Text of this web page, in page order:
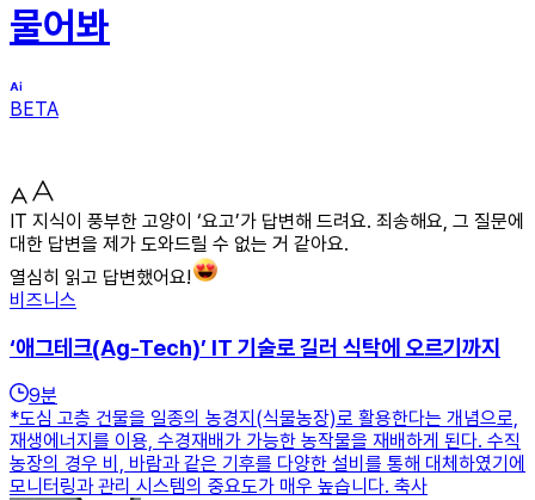
물어봐
BETA
IT 지식이 풍부한 고양이 ‘요고’가 답변해 드려요. 죄송해요, 그 질문에
대한 답변을 제가 도와드릴 수 없는 거 같아요.
열심히 읽고 답변했어요!
비즈니스
‘애그테크(Ag-Tech)’ IT 기술로 길러 식탁에 오르기까지
9분
*도심 고층 건물을 일종의 농경지(식물농장)로 활용한다는 개념으로,
재생에너지를 이용, 수경재배가 가능한 농작물을 재배하게 된다. 수직
농장의 경우 비, 바람과 같은 기후를 다양한 설비를 통해 대체하였기에
모니터링과 관리 시스템의 중요도가 매우 높습니다. 축사